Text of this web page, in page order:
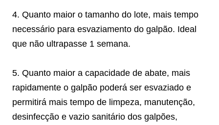
4. Quanto maior o tamanho do lote, mais tempo
necessário para esvaziamento do galpão. Ideal
que não ultrapasse 1 semana.
5. Quanto maior a capacidade de abate, mais
rapidamente o galpão poderá ser esvaziado e
permitirá mais tempo de limpeza, manutenção,
desinfecção e vazio sanitário dos galpões,